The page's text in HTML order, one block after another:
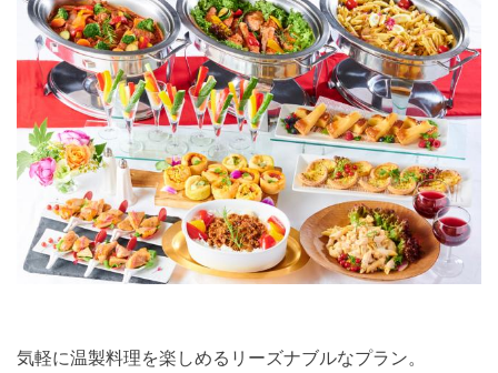
気軽に温製料理を楽しめるリーズナブルなプラン。